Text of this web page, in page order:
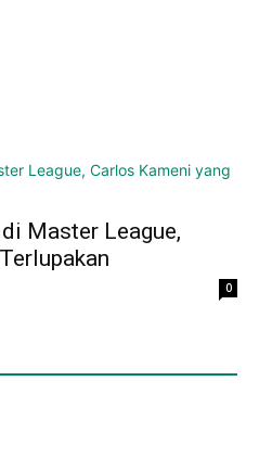
Master League,
0